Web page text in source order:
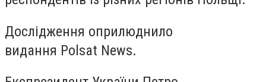
Дослідження оприлюднило
видання Polsat News.